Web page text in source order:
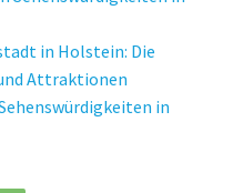
in Holstein: Die
Attraktionen
in